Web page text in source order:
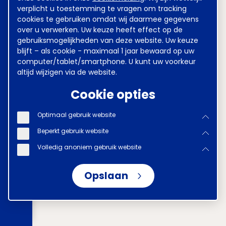
verplicht u toestemming te vragen om tracking
cookies te gebruiken omdat wij daarmee gegevens
over u verwerken. Uw keuze heeft effect op de
gebruiksmogelijkheden van deze website. Uw keuze
blijft – als cookie - maximaal 1 jaar bewaard op uw
computer/tablet/smartphone. U kunt uw voorkeur
altijd wijzigen via de website.
Cookie opties
Optimaal gebruik website
Beperkt gebruik website
Volledig anoniem gebruik website
Opslaan